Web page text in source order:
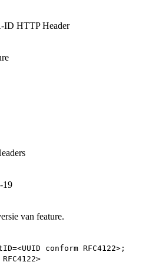
ID HTTP Header
19
van feature.
conform RFC4122>;